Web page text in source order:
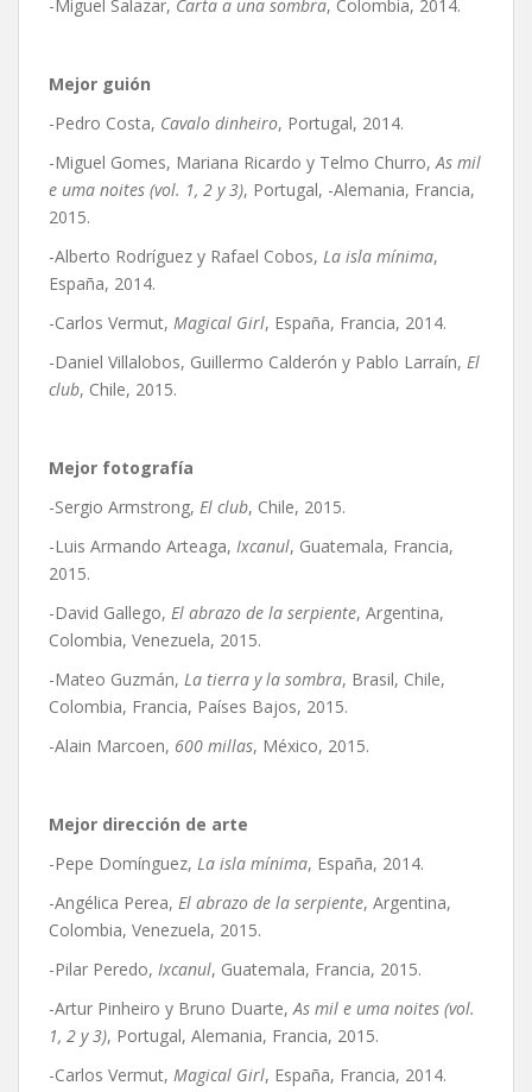
-Miguel Salazar, Carta a una sombra, Colombia, 2014.
Mejor guión
-Pedro Costa, Cavalo dinheiro, Portugal, 2014.
-Miguel Gomes, Mariana Ricardo y Telmo Churro,As mil
e uma noites (vol. 1, 2 y 3), Portugal, -Alemania, Francia,
2015.
-Alberto Rodríguez y Rafael Cobos, La isla mínima,
España, 2014.
-Carlos Vermut, Magical Girl, España, Francia, 2014.
-Daniel Villalobos, Guillermo Calderón y Pablo Larraín, El
club, Chile, 2015.
Mejor fotografía
-Sergio Armstrong, El club, Chile, 2015.
-Luis Armando Arteaga, Ixcanul, Guatemala, Francia,
2015.
-David Gallego, El abrazo de la serpiente, Argentina,
Colombia, Venezuela, 2015.
-Mateo Guzmán, La tierra y la sombra, Brasil, Chile,
Colombia, Francia, Países Bajos, 2015.
-Alain Marcoen, 600 millas, México, 2015.
Mejor dirección de arte
-Pepe Domínguez, La isla mínima, España, 2014.
-Angélica Perea, El abrazo de la serpiente, Argentina,
Colombia, Venezuela, 2015.
-Pilar Peredo, Ixcanul, Guatemala, Francia, 2015.
-Artur Pinheiro y Bruno Duarte,As mil e uma noites (vol.
1, 2 y 3), Portugal, Alemania, Francia, 2015.
-Carlos Vermut, Magical Girl, España, Francia, 2014.